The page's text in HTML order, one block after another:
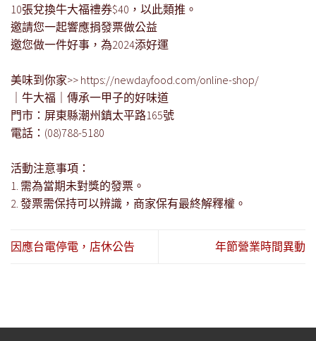
10張兌換牛大福禮券$40，以此類推。
邀請您一起響應捐發票做公益
邀您做一件好事，為2024添好運
美味到你家>> https://newdayfood.com/online-shop/
｜牛大福｜傳承一甲子的好味道
門市：屏東縣潮州鎮太平路165號
電話：(08)788-5180
活動注意事項：
1. 需為當期未對獎的發票。
2. 發票需保持可以辨識，商家保有最終解釋權。
因應台電停電，店休公告 年節營業時間異動